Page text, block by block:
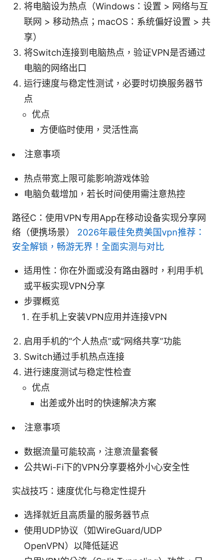
将电脑设为热点（Windows：设置 > 网络与互
联网 > 移动热点；macOS：系统偏好设置 > 共
享）
将Switch连接到电脑热点，验证VPN是否通过
电脑的网络出口
运行速度与稳定性测试，必要时切换服务器节
点
优点
方便临时使用，灵活性高
注意事项
热点带宽上限可能影响游戏体验
电脑负载增加，若长时间使用需注意热控
路径C：使用VPN专用App在移动设备实现分享网
络（便携场景） 2026年最佳免费美国vpn推荐：
安全解锁，畅游无界！全面实测与对比
适用性：你在外面或没有路由器时，利用手机
或平板实现VPN分享
步骤概览
在手机上安装VPN应用并连接VPN
启用手机的“个人热点”或“网络共享”功能
Switch通过手机热点连接
进行速度测试与稳定性检查
优点
出差或外出时的快速解决方案
注意事项
数据流量可能较高，注意流量套餐
公共Wi-Fi下的VPN分享要格外小心安全性
实战技巧：速度优化与稳定性提升
选择就近且高质量的服务器节点
使用UDP协议（如WireGuard/UDP
OpenVPN）以降低延迟